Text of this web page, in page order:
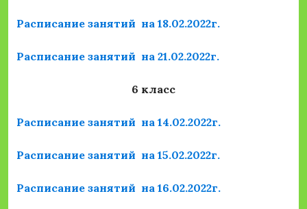
Расписание занятий на 18.02.2022г.
Расписание занятий на 21.02.2022г.
6 класс
Расписание занятий на 14.02.2022г.
Расписание занятий на 15.02.2022г.
Расписание занятий на 16.02.2022г.